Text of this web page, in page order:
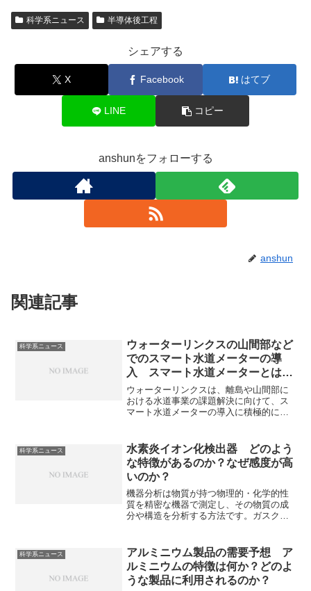
科学系ニュース 半導体後工程
シェアする
X Facebook はてブ
LINE コピー
anshunをフォローする
anshun
関連記事
科学系ニュース
ウォーターリンクスの山間部など
でのスマート水道メーターの導
入 スマート水道メーターとは何
か？なぜ山間部で必要なのか？
ウォーターリンクスは、離島や山間部に
おける水道事業の課題解決に向けて、ス
マート水道メーターの導入に積極的に取
民サービス向上やDX化、省人化などに貢
献可能な技術として注目されています。
特に山間部で必要な理由やスマート水道
メーターの仕組みを知ることができま
す。
科学系ニュース
水素炎イオン化検出器 どのよう
な特徴があるのか？なぜ感度が高
いのか？
機器分析は物質が持つ物理的・化学的性
質を精密な機器で測定し、その物質の成
分や構造を分析する方法です。ガスクロ
て使い分けます。もっとも一般的な水素
炎イオン化検出器とは何かや感度が高い
理由を知ることができます。
科学系ニュース
アルミニウム製品の需要予想 ア
ルミニウムの特徴は何か？どのよ
うな製品に利用されるのか？